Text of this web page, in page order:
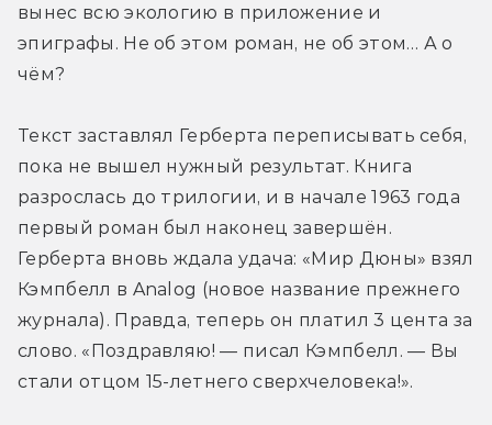
вынес всю экологию в приложение и
эпиграфы. Не об этом роман, не об этом… А о
чём?
Текст заставлял Герберта переписывать себя,
пока не вышел нужный результат. Книга
разрослась до трилогии, и в начале 1963 года
первый роман был наконец завершён.
Герберта вновь ждала удача: «Мир Дюны» взял
Кэмпбелл в Analog (новое название прежнего
журнала). Правда, теперь он платил 3 цента за
слово. «Поздравляю! — писал Кэмпбелл. — Вы
стали отцом 15-летнего сверхчеловека!».